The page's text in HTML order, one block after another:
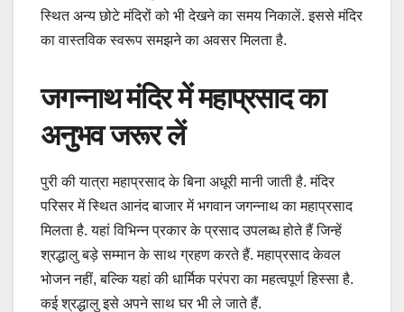
स्थित अन्य छोटे मंदिरों को भी देखने का समय निकालें. इससे मंदिर
का वास्तविक स्वरूप समझने का अवसर मिलता है.
जगन्नाथ मंदिर में महाप्रसाद का
अनुभव जरूर लें
पुरी की यात्रा महाप्रसाद के बिना अधूरी मानी जाती है. मंदिर
परिसर में स्थित आनंद बाजार में भगवान जगन्नाथ का महाप्रसाद
मिलता है. यहां विभिन्न प्रकार के प्रसाद उपलब्ध होते हैं जिन्हें
श्रद्धालु बड़े सम्मान के साथ ग्रहण करते हैं. महाप्रसाद केवल
भोजन नहीं, बल्कि यहां की धार्मिक परंपरा का महत्वपूर्ण हिस्सा है.
कई श्रद्धालु इसे अपने साथ घर भी ले जाते हैं.